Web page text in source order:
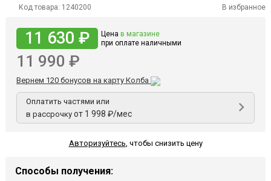
Код товара: 1240200 В избранное
11 630 ₽ Цена в магазине
при оплате наличными
11 990 ₽
Вернем 120 бонусов на карту Колба
Оплатить частями или
в рассрочку от 1 998 ₽/мес
Авторизуйтесь, чтобы снизить цену
Способы получения: